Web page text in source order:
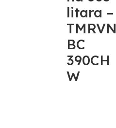
litara –
TMRVN
BC
390CH
W